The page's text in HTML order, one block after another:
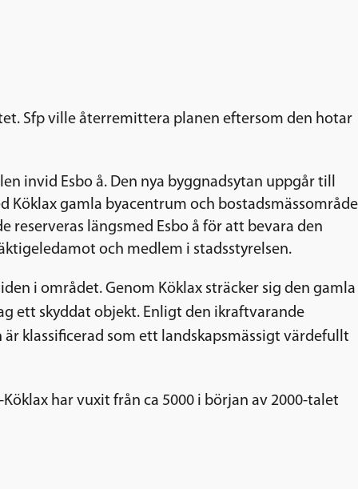
Sfp ville återremittera planen eftersom den hotar
invid Esbo å. Den nya byggnadsytan uppgår till
Köklax gamla byacentrum och bostadsmässområde
reserveras längsmed Esbo å för att bevara den
och medlem i stadsstyrelsen.
i området. Genom Köklax sträcker sig den gamla
ett skyddat objekt. Enligt den ikraftvarande
klassificerad som ett landskapsmässigt värdefullt
har vuxit från ca 5000 i början av 2000-talet